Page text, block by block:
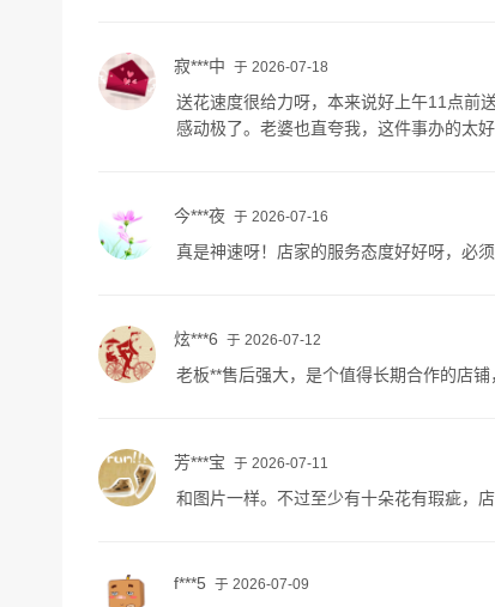
寂***中 于 2026-07-18
送花速度很给力呀，本来说好上午11点前
感动极了。老婆也直夸我，这件事办的太
今***夜 于 2026-07-16
真是神速呀！店家的服务态度好好呀，必
炫***6 于 2026-07-12
老板**售后强大，是个值得长期合作的店
芳***宝 于 2026-07-11
和图片一样。不过至少有十朵花有瑕疵，
f***5 于 2026-07-09